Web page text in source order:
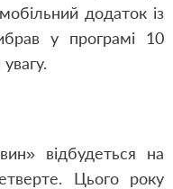
додаток із
у програмі 10
відбудеться на
Цього року